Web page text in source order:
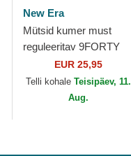
New Era
Mütsid kumer must
reguleeritav 9FORTY
Pop Outline New York
Yankees MLB New Era
EUR 25,95
Telli kohale Teisipäev, 11.
Aug.